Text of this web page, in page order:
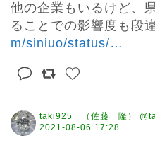
他の企業もいるけど、
ることでの影響度も段
m/siniuo/status/…
taki925 （佐藤 隆）
2021-08-06 17:28